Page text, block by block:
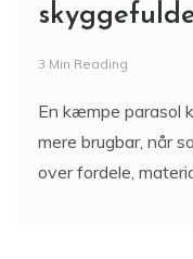
3 Min Reading
En kæmpe parasol
mere brugbar, når
over fordele,